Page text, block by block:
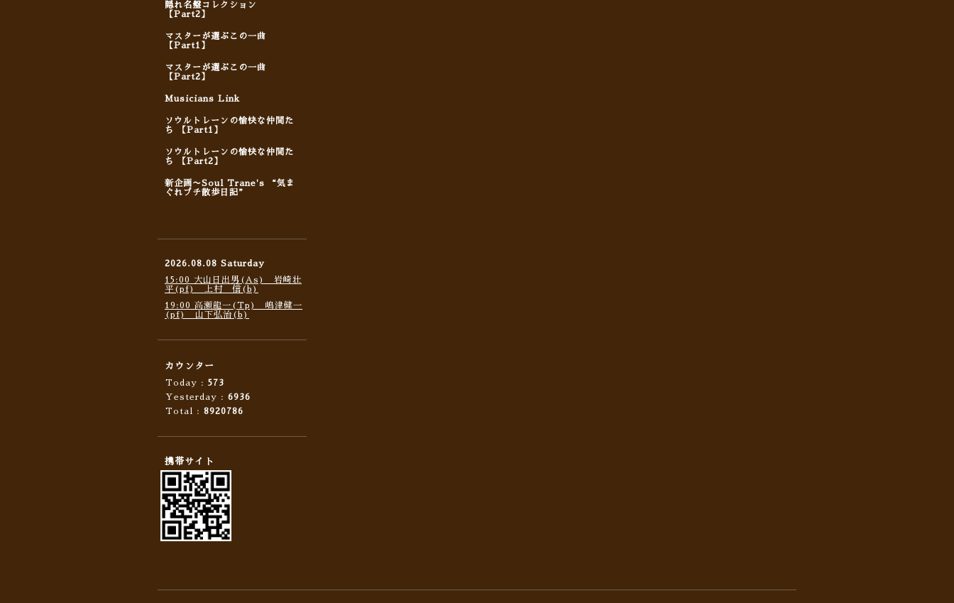
隠れ名盤コレクション
【Part2】
マスターが選ぶこの一曲
【Part1】
マスターが選ぶこの一曲
【Part2】
Musicians Link
ソウルトレーンの愉快な仲間た
ち 【Part1】
ソウルトレーンの愉快な仲間た
ち 【Part2】
新企画〜Soul Trane's “気ま
ぐれプチ散歩日記”
2026.08.08 Saturday
15:00 大山日出男(As) 岩崎壮
平(pf) 上村 信(b)
19:00 高瀬龍一(Tp) 嶋津健一
(pf) 山下弘治(b)
カウンター
Today : 573
Yesterday : 6936
Total : 8920786
携帯サイト